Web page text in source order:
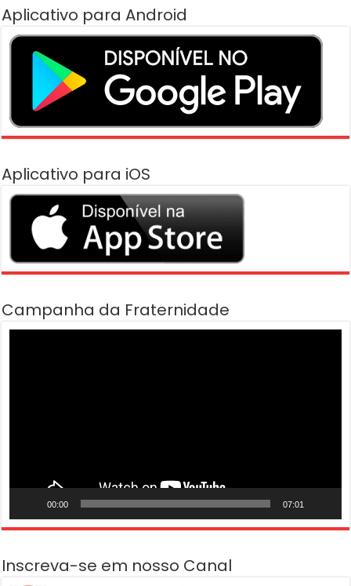
Aplicativo para Android
Aplicativo para iOS
Campanha da Fraternidade
00:00 07:01
Inscreva-se em nosso Canal